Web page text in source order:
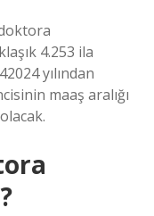
4.253 ila
yılından
maaş aralığı